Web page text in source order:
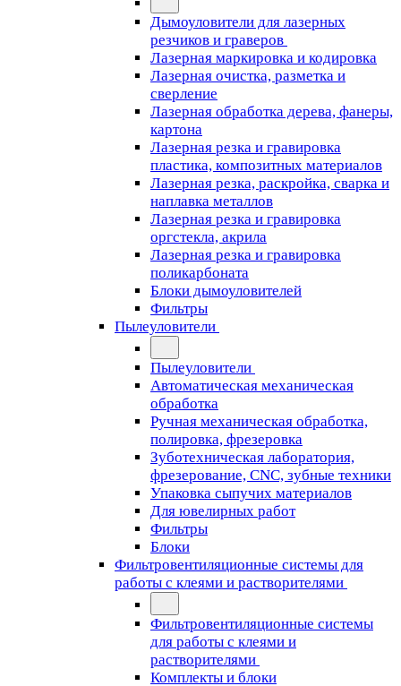
Дымоуловители для лазерных
резчиков и граверов
Лазерная маркировка и кодировка
Лазерная очистка, разметка и
сверление
Лазерная обработка дерева, фанеры,
картона
Лазерная резка и гравировка
пластика, композитных материалов
Лазерная резка, раскройка, сварка и
наплавка металлов
Лазерная резка и гравировка
оргстекла, акрила
Лазерная резка и гравировка
поликарбоната
Блоки дымоуловителей
Фильтры
Пылеуловители
Пылеуловители
Автоматическая механическая
обработка
Ручная механическая обработка,
полировка, фрезеровка
Зуботехническая лаборатория,
фрезерование, CNC, зубные техники
Упаковка сыпучих материалов
Для ювелирных работ
Фильтры
Блоки
Фильтровентиляционные системы для
работы с клеями и растворителями
Фильтровентиляционные системы
для работы с клеями и
растворителями
Комплекты и блоки